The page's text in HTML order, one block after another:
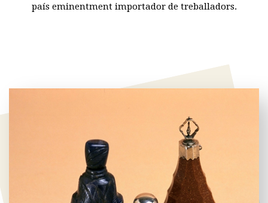
país eminentment importador de treballadors.